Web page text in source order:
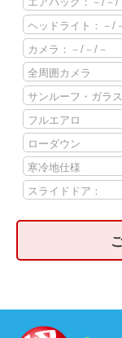
ヘッドライト：－/
カメラ：－/－/－
全周囲カメラ
サンルーフ・ガラ
フルエアロ
ローダウン
寒冷地仕様
スライドドア：